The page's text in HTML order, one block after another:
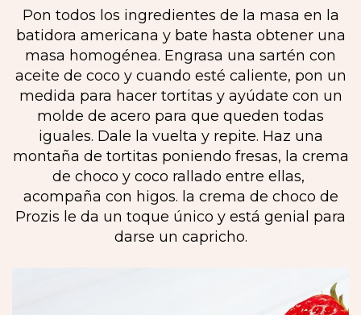
Pon todos los ingredientes de la masa en la
batidora americana y bate hasta obtener una
masa homogénea. Engrasa una sartén con
aceite de coco y cuando esté caliente, pon un
medida para hacer tortitas y ayúdate con un
molde de acero para que queden todas
iguales. Dale la vuelta y repite. Haz una
montaña de tortitas poniendo fresas, la crema
de choco y coco rallado entre ellas,
acompaña con higos. la crema de choco de
Prozis le da un toque único y está genial para
darse un capricho.